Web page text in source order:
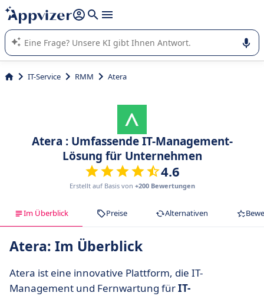
beantworten (mehrere Zeilen mit
Die KI von Appvizer führt Sie bei der Nutzung oder Auswahl
von SaaS-Software in Unternehmen.
IT-Service RMM Atera
Atera : Umfassende IT-Management-
Lösung für Unternehmen
4.6
Erstellt auf Basis von +200 Bewertungen
Im Überblick Preise Alternativen
Atera: Im Überblick
Atera ist eine innovative Plattform, die IT-
Management und Fernwartung fürIT-